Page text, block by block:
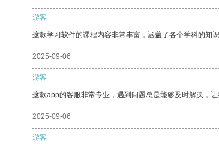
游客
这款学习软件的课程内容非常丰富，涵盖了各个学科的知
2025-09-06
游客
这款app的客服非常专业，遇到问题总是能够及时解决，让
2025-09-06
游客